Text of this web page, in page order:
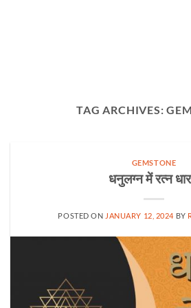
TAG ARCHIVES:
GEMSTONE
धनुलग्न में रत्न
POSTED ON JANUARY 12, 2024 BY